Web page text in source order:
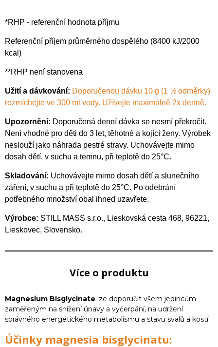
*RHP - referenční hodnota příjmu
Referenční příjem průměrného dospělého (8400 kJ/2000
kcal)
**RHP není stanovena
Užití a dávkování: Doporučenou dávku 10 g (1 ½ odměrky)
rozmíchejte ve 300 ml vody. Užívejte maximálně 2x denně.
Upozornění: Doporučená denní dávka se nesmí překročit.
Není vhodné pro děti do 3 let, těhotné a kojící ženy. Výrobek
neslouží jako náhrada pestré stravy. Uchovávejte mimo
dosah dětí, v suchu a temnu, při teplotě do 25°C.
Skladování: Uchovávejte mimo dosah dětí a slunečního
záření, v suchu a při teplotě do 25°C. Po odebrání
potřebného množství obal ihned uzavřete.
Výrobce: STILL MASS s.r.o., Lieskovská cesta 468, 96221,
Lieskovec, Slovensko.
Více o produktu
Magnesium Bisglycinate lze doporučit všem jedincům
zaměřeným na snížení únavy a vyčerpání, na udržení
správného energetického metabolismu a stavu svalů a kostí.
Účinky magnesia bisglycinatu: